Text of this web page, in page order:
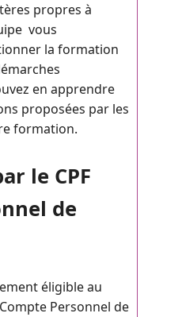
propres à
vous
la formation
en apprendre
proposées par les
formation.
le CPF
de
éligible au
Personnel de